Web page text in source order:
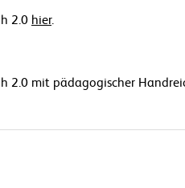
2.0 hier.
2.0 mit pädagogischer